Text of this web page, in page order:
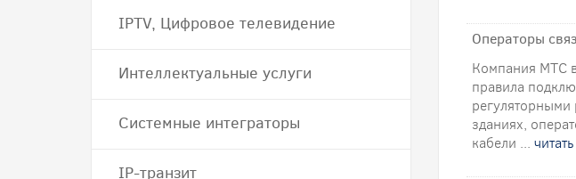
Операторы
Компания МТС
правила
зданиях,
кабели ...
IPTV, Цифровое телевидение
Интеллектуальные услуги
Системные интеграторы
IP-транзит